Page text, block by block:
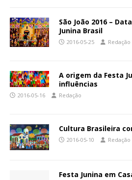
São João 2016 –
Junina Brasil
2016-05-25 Redação
A origem da Festa
influências
2016-05-16 Redação
Cultura Brasileira
2016-05-10 Redação
Festa Junina em